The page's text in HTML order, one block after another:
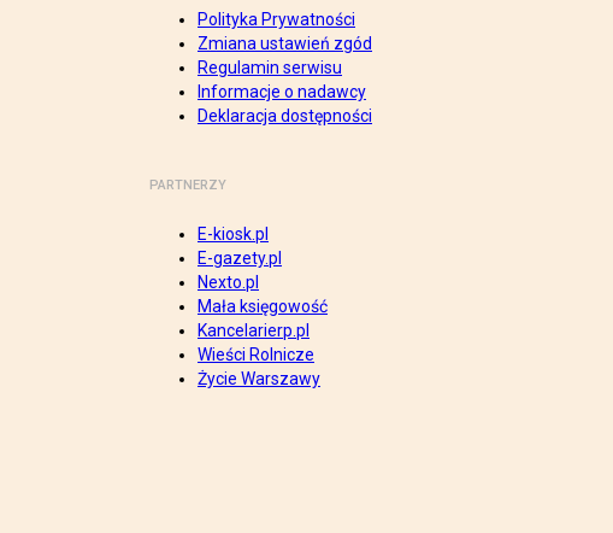
Polityka Prywatności
Zmiana ustawień zgód
Regulamin serwisu
Informacje o nadawcy
Deklaracja dostępności
PARTNERZY
E-kiosk.pl
E-gazety.pl
Nexto.pl
Mała księgowość
Kancelarierp.pl
Wieści Rolnicze
Życie Warszawy